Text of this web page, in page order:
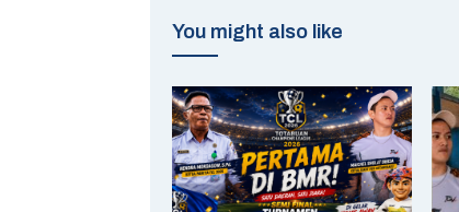
You might also like